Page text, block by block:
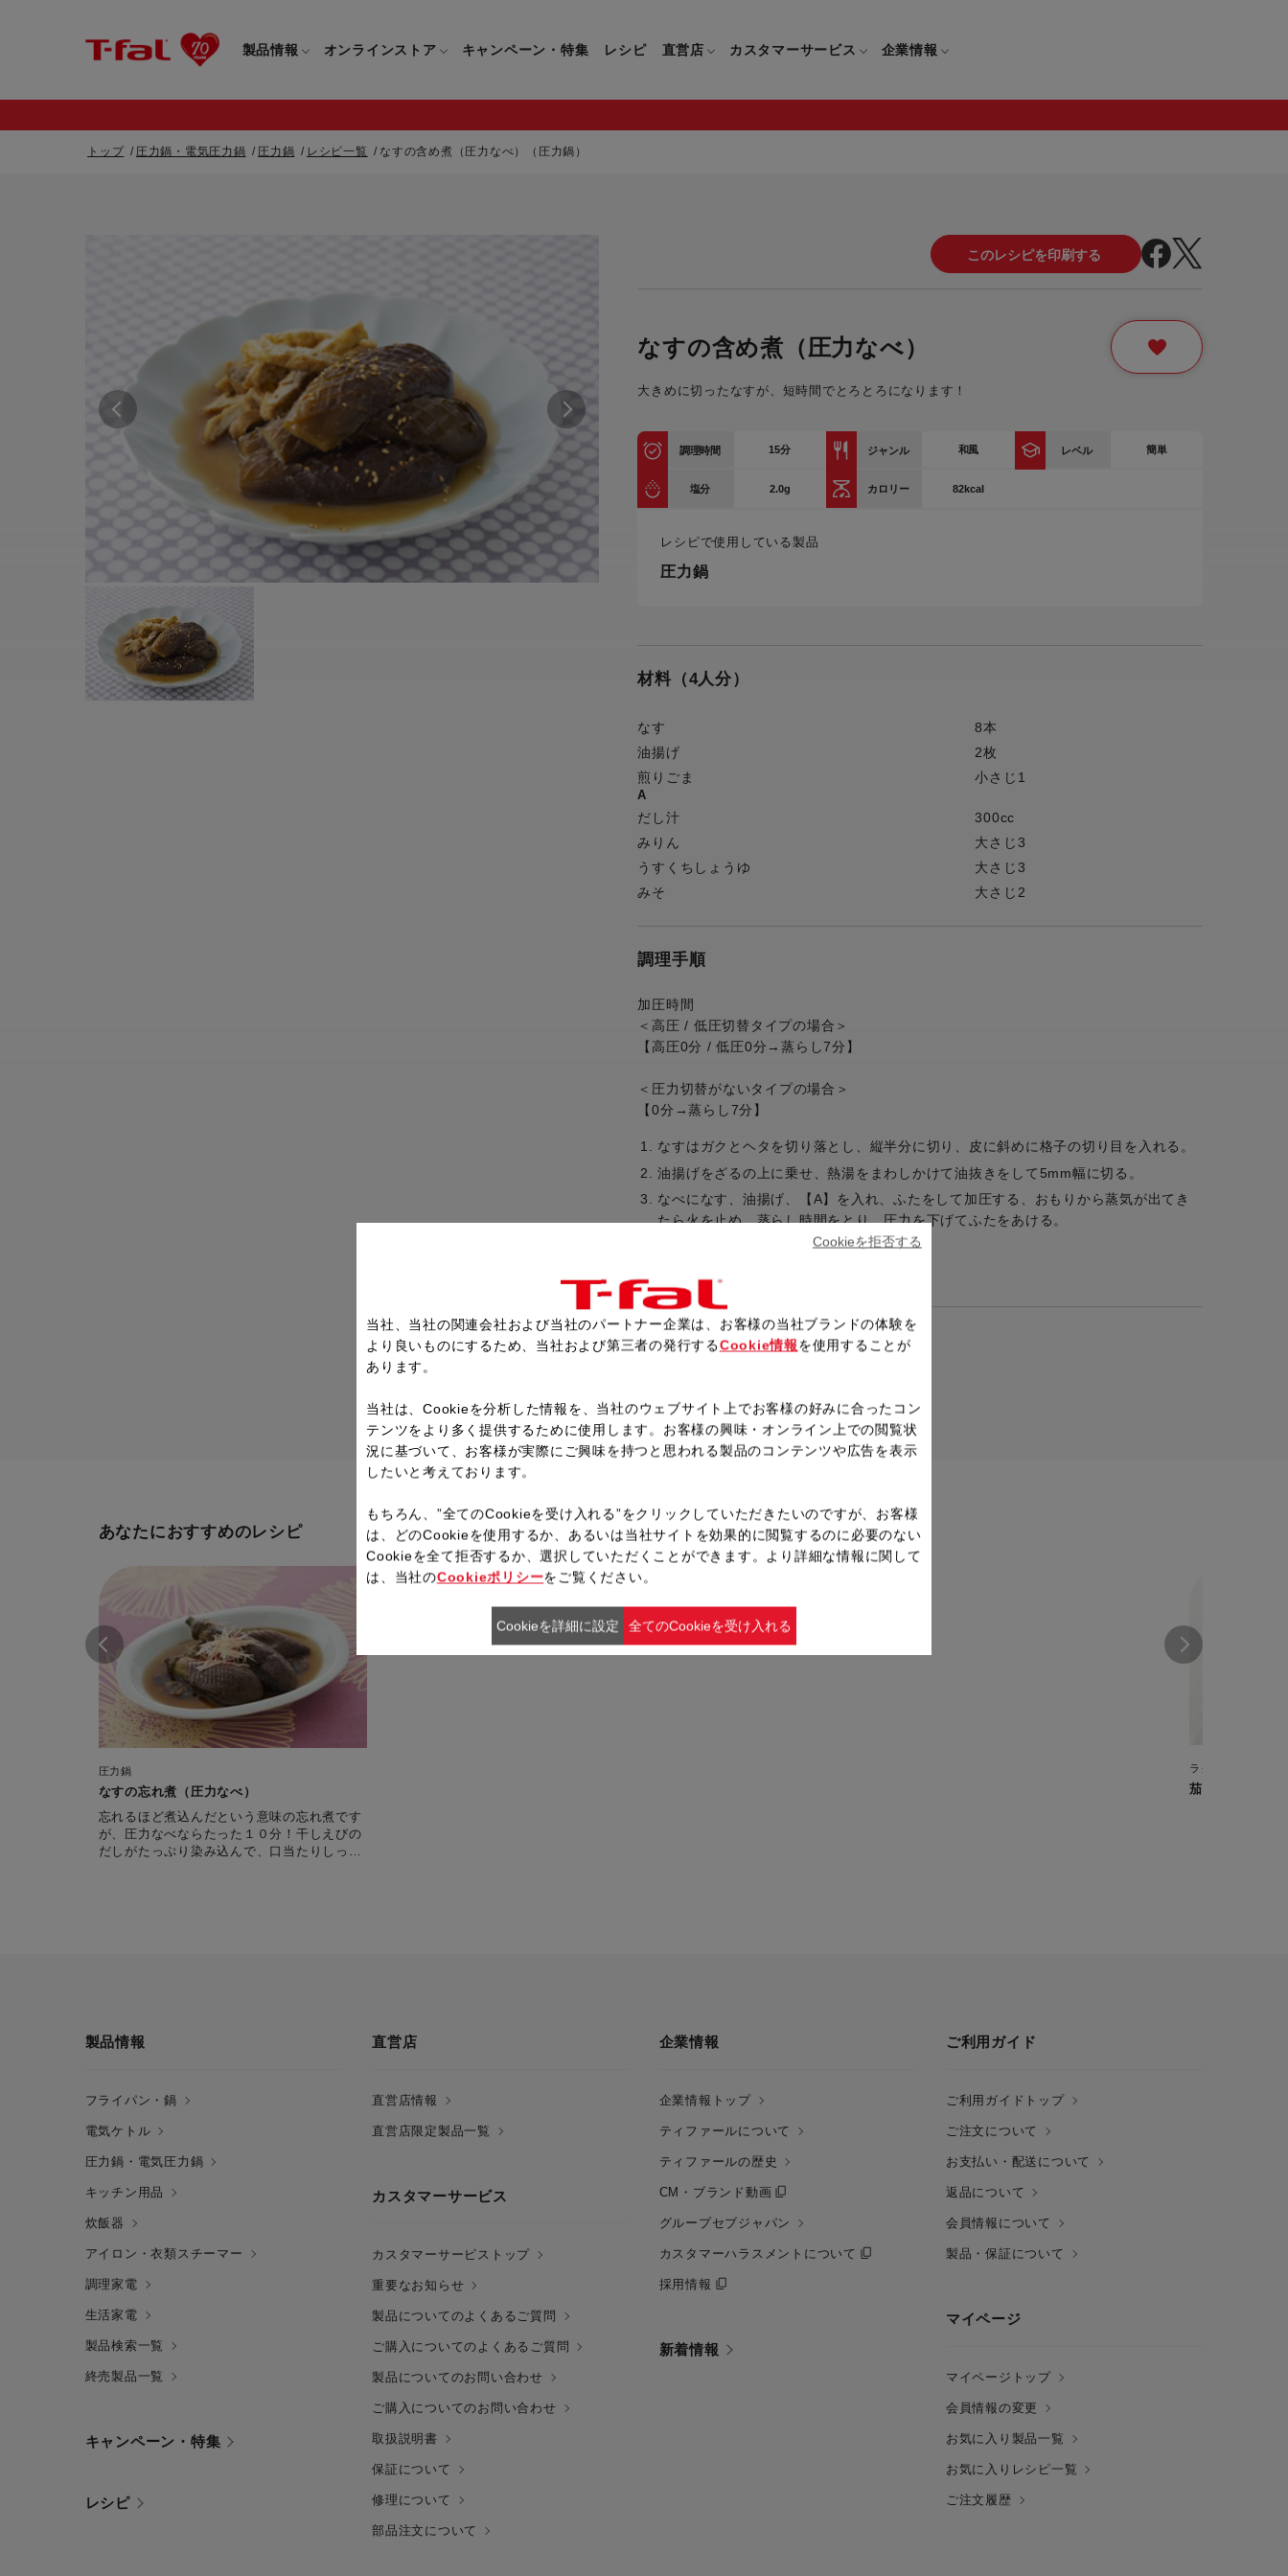
製品情報
取っ手のとれるフライパン・鍋
電気ケトル
すべての電気ケトル
圧力鍋・電気圧力鍋
すべての圧力鍋・電気圧力鍋
圧力鍋
ドリンクウェア
キッチンツール
カトラリー
炊飯器
すべての炊飯器
すべてのアイロン・衣類スチーマー
衣類スチーマー専用タイプ(1way)
スチームアイロン
ハンドブレンダー
フードプロセッサー
トースター
電気圧力鍋
生活家電
オンラインストア
取っ手つきフライパン・鍋一覧
取っ手のとれるフライパン・鍋一覧
電気ケトル一覧
すべての電気ケトル一覧
圧力鍋・電気圧力鍋一覧
すべての圧力鍋・電気圧力鍋一覧
圧力鍋一覧
ドリンクウェア一覧
キッチンツール一覧
炊飯器一覧
すべての炊飯器一覧
すべてのアイロン・衣類スチーマー
衣類スチーマーアイロン兼用タイプ
衣類スチーマー専用タイプ(1way)一
ハンドブレンダー一覧
フードプロセッサー一覧
トースター一覧
電気圧力鍋一覧
生活家電一覧
ギフト・プレゼント特集
キャンペーン・特集 レシピ 直営店 カスタマーサービス
保証について
部品注文について
企業情報
グループセブジャパン
カスタマーハラスメント
採用情報
トップ 圧力鍋・電気圧力鍋 圧力鍋 レシピ一覧 なすの含め煮（圧力なべ）（圧力鍋）
なすの含め煮（圧力なべ）
大きめに切ったなすが、短時間でとろとろになります！
調理時間 15分 ジャンル 和風 レベル 簡単
塩分 2.0g カロリー 82kcal
レシピで使用している製品
圧力鍋
材料（4人分）
なす
8本
油揚げ
2枚
煎りごま
小さじ1
A
だし汁
300cc
みりん
大さじ3
うすくちしょうゆ
大さじ3
みそ
大さじ2
調理手順
加圧時間
＜高圧 / 低圧切替タイプの場合＞
【高圧0分 / 低圧0分→蒸らし7分】
＜圧力切替がないタイプの場合＞
【0分→蒸らし7分】
なすはガクとヘタを切り落とし、縦半分に切り、皮に斜めに格子の切り目を入れる。
油揚げをざるの上に乗せ、熱湯をまわしかけて油抜きをして5mm幅に切る。
なべになす、油揚げ、【A】を入れ、ふたをして加圧する、おもりから蒸気が出てき
たら火を止め、蒸らし時間をとり、圧力を下げてふたをあける。
圧力が完全に下がってからふたを開ける。
あなたにおすすめのレシピ
圧力鍋
なすの忘れ煮（圧力なべ）
忘れるほど煮込んだという意味の忘れ煮です
が、圧力なべならたった１０分！干しえびの
だしがたっぷり染み込んで、口当たりしっと
ラクラ・クッカー
茄子の煮びたし
製品情報
フライパン・鍋
電気ケトル
圧力鍋・電気圧力鍋
キッチン用品
炊飯器
アイロン・衣類スチーマー
調理家電
生活家電
製品検索一覧
終売製品一覧
キャンペーン・特集
レシピ
直営店
直営店情報
直営店限定製品一覧
カスタマーサービス
カスタマーサービストップ
重要なお知らせ
製品についてのよくあるご質問
ご購入についてのよくあるご質問
製品についてのお問い合わせ
ご購入についてのお問い合わせ
取扱説明書
保証について
修理について
部品注文について
企業情報
企業情報トップ
ティファールについて
ティファールの歴史
CM・ブランド動画
グループセブジャパン
カスタマーハラスメントについて
採用情報
新着情報
ご利用ガイド
ご利用ガイドトップ
ご注文について
お支払い・配送について
返品について
会員情報について
製品・保証について
マイページ
マイページトップ
会員情報の変更
お気に入り製品一覧
お気に入りレシピ一覧
ご注文履歴
当社、当社の関連会社および当社のパートナー企業は、お客様の当社ブランドの体験を
より良いものにするため、当社および第三者の発行するCookie情報 を使用することが
あります。
当社は、Cookieを分析した情報を、当社のウェブサイト上でお客様の好みに合ったコン
テンツをより多く提供するために使用します。お客様の興味・オンライン上での閲覧状
況に基づいて、お客様が実際にご興味を持つと思われる製品のコンテンツや広告を表示
したいと考えております。
もちろん、”全てのCookieを受け入れる”をクリックしていただきたいのですが、お客様
は、どのCookieを使用するか、あるいは当社サイトを効果的に閲覧するのに必要のない
Cookieを全て拒否するか、選択していただくことができます。より詳細な情報に関して
は、当社のCookieポリシーをご覧ください。
Cookieを拒否する
Cookieを詳細に設定 全てのCookieを受け入れる